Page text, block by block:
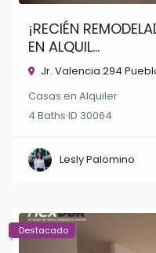
¡RECIÉN
EN ALQUIL...
Jr. Valencia 294
Casas enAlquiler
4 Baths·ID 30064
Lesly Palomino
Destacado